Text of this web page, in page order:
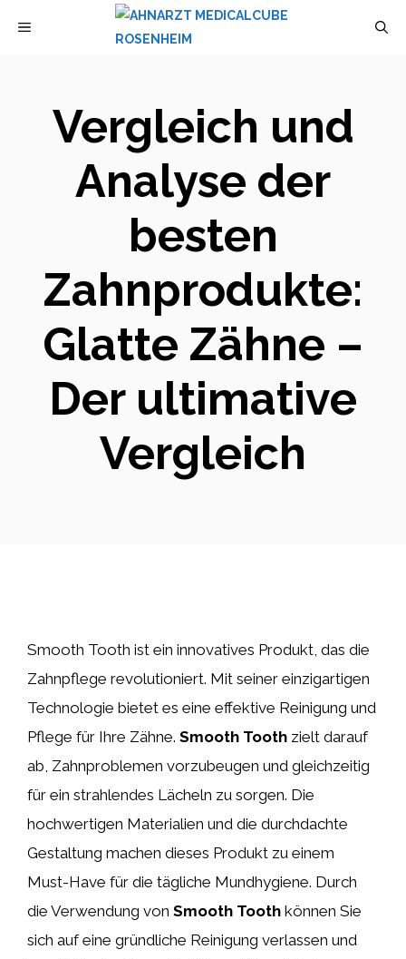
MENÜ
Vergleich und
Analyse der
besten
Zahnprodukte:
Glatte Zähne –
Der ultimative
Vergleich
Smooth Tooth ist ein innovatives Produkt, das die
Zahnpflege revolutioniert. Mit seiner einzigartigen
Technologie bietet es eine effektive Reinigung und
Pflege für Ihre Zähne. Smooth Tooth zielt darauf
ab, Zahnproblemen vorzubeugen und gleichzeitig
für ein strahlendes Lächeln zu sorgen. Die
hochwertigen Materialien und die durchdachte
Gestaltung machen dieses Produkt zu einem
Must-Have für die tägliche Mundhygiene. Durch
die Verwendung von Smooth Tooth können Sie
sich auf eine gründliche Reinigung verlassen und